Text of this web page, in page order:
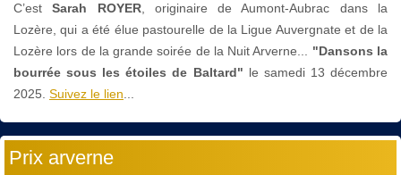
C’estSarah ROYER, originaire de Aumont-Aubrac dans la
Lozère, qui a été élue pastourelle de la Ligue Auvergnate et de la
Lozère lors de la grande soirée de la Nuit Arverne... "Dansons la
bourrée sous les étoiles de Baltard" le samedi 13 décembre
2025. Suivez le lien...
Prix arverne